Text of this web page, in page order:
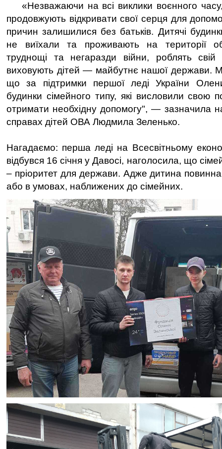
«Незважаючи на всі виклики воєнного часу,
продовжують відкривати свої серця для
причин залишилися без батьків. Дитячі
не виїхали та проживають на території
труднощі та негаразди війни, роблять
виховують дітей — майбутнє нашої держави.
що за підтримки першої леді України
будинки сімейного типу, які висловили свою
отримати необхідну допомогу", — зазначила
справах дітей ОВА Людмила Зеленько.
Нагадаємо: перша леді на Всесвітньому
відбувся 16 січня у Давосі, наголосила, що
– пріоритет для держави. Адже дитина повинна
або в умовах, наближених до сімейних.